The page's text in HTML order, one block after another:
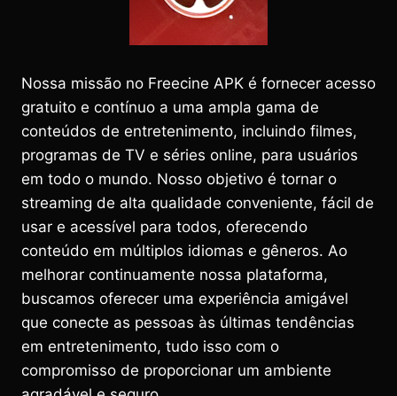
Nossa missão no Freecine APK é fornecer acesso
gratuito e contínuo a uma ampla gama de
conteúdos de entretenimento, incluindo filmes,
programas de TV e séries online, para usuários
em todo o mundo. Nosso objetivo é tornar o
streaming de alta qualidade conveniente, fácil de
usar e acessível para todos, oferecendo
conteúdo em múltiplos idiomas e gêneros. Ao
melhorar continuamente nossa plataforma,
buscamos oferecer uma experiência amigável
que conecte as pessoas às últimas tendências
em entretenimento, tudo isso com o
compromisso de proporcionar um ambiente